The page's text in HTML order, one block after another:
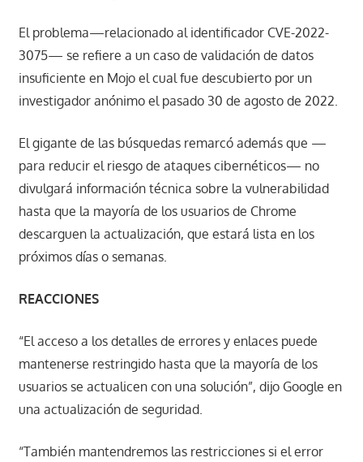
El problema—relacionado al identificador CVE-2022-
3075— se refiere a un caso de validación de datos
insuficiente en Mojo el cual fue descubierto por un
investigador anónimo el pasado 30 de agosto de 2022.
El gigante de las búsquedas remarcó además que —
para reducir el riesgo de ataques cibernéticos— no
divulgará información técnica sobre la vulnerabilidad
hasta que la mayoría de los usuarios de Chrome
descarguen la actualización, que estará lista en los
próximos días o semanas.
REACCIONES
“El acceso a los detalles de errores y enlaces puede
mantenerse restringido hasta que la mayoría de los
usuarios se actualicen con una solución”, dijo Google en
una actualización de seguridad.
“También mantendremos las restricciones si el error